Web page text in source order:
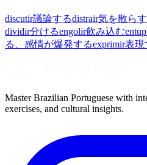
discutir議論するdistrair気を散らす
dividir分けるengolir飲み込む
る、感情が爆発するexprimir表現
Master Brazilian Portuguese with
exercises, and cultural insights.